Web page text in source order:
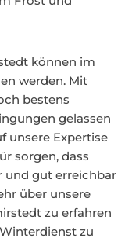
können im
werden. Mit
bestens
gelassen
unsere Expertise
sorgen, dass
und gut erreichbar
über unsere
zu erfahren
zu